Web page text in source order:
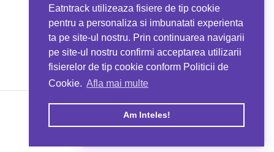
Eatntrack utilizeaza fisiere de tip cookie
pentru a personaliza si imbunatati experienta
ta pe site-ul nostru. Prin continuarea navigarii
pe site-ul nostru confirmi acceptarea utilizarii
fisierelor de tip cookie conform Politicii de
Cookie. Afla mai multe
Am Inteles!
comandă
EATNTRACK
MYPROTEIN
Ai40%reducere la orice comandă
folosind codul EATTRACK